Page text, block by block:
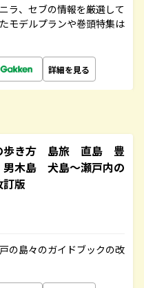
ラ、セブの情報を厳選して
モデルプランや巻頭特集は
詳細を見る
歩き方 島旅 直島 豊
木島 犬島～瀬戸内の
版
の島々のガイドブックの改